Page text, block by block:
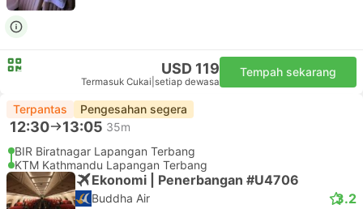
USD 119
Termasuk Cukai setiap dewasa
Tempah sekarang
Terpantas Pengesahan segera
12:30 13:05 35m
BIR Biratnagar Lapangan Terbang
KTM Kathmandu Lapangan Terbang
Ekonomi | Penerbangan #U4706
Buddha Air 3.2